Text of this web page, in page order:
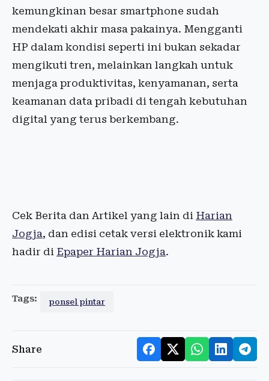
kemungkinan besar smartphone sudah
mendekati akhir masa pakainya. Mengganti
HP dalam kondisi seperti ini bukan sekadar
mengikuti tren, melainkan langkah untuk
menjaga produktivitas, kenyamanan, serta
keamanan data pribadi di tengah kebutuhan
digital yang terus berkembang.
Cek Berita dan Artikel yang lain di Harian
Jogja, dan edisi cetak versi elektronik kami
hadir di Epaper Harian Jogja.
Tags: ponsel pintar
Share